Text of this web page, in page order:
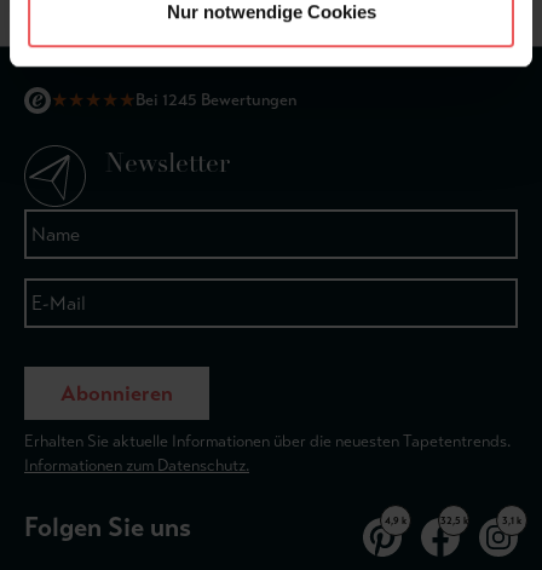
Nur notwendige Cookies
★ ★ ★ ★ ★Bei 1245 Bewertungen
Newsletter
Abonnieren
Erhalten Sie aktuelle Informationen über die neuesten Tapetentrends.
Informationen zum Datenschutz.
Folgen Sie uns 4,9 k 32,5 k 3,1 k